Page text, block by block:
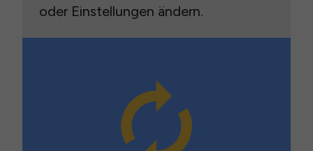
oder Einstellungen ändern.